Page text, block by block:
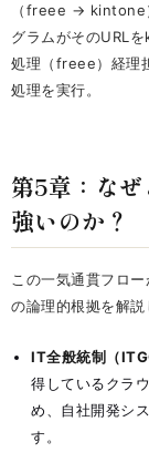
（freee → kintone
グラムがそのURL
処理（freee）経理
処理を実行。
第5章：なぜ
強いのか？
この一気通貫フロ
の論理的根拠を解説
IT全般統制（
得しているクラ
め、自社開発シ
す。